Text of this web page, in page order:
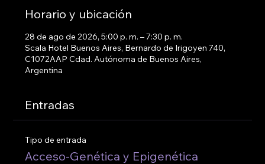
Horario y ubicación
28 de ago de 2026, 5:00 p. m. – 7:30 p. m.
Scala Hotel Buenos Aires, Bernardo de Irigoyen 740,
C1072AAP Cdad. Autónoma de Buenos Aires,
Argentina
Entradas
Tipo de entrada
Acceso-Genética y Epigenética